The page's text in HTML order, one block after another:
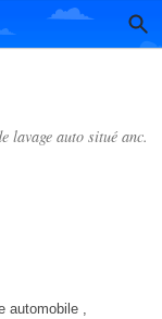
lavage auto situé anc.
automobile ,